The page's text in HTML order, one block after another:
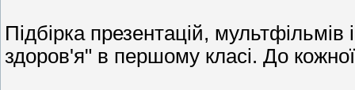
Підбірка презентацій,
здоров'я" в першому класі. До